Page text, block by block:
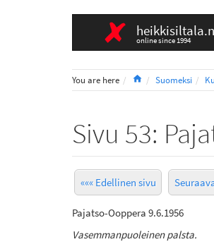
online since 1994
You are here HomeSuomeksi
Sivu 53:
««« Edellinen sivu
Pajatso-Ooppera 9.6.1956
Vasemmanpuoleinen palsta.